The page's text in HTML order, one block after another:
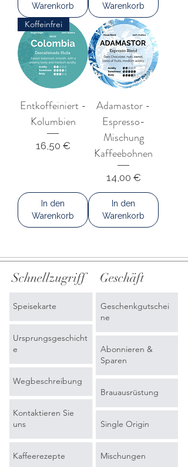
Warenkorb
Warenkorb
Koffeinfrei
Entkoffeiniert -
Kolumbien
Preis
16,50 €
In den
Warenkorb
Adamastor -
Espresso-
Mischung
Kaffeebohnen
Preis
14,00 €
In den
Warenkorb
Schnellzugriff Geschäft
Speisekarte
Ursprungsgeschicht
e
Wegbeschreibung
Kontaktieren Sie
uns
Kaffeerezepte
Geschenkgutschei
ne
Abonnieren &
Sparen
Brauausrüstung
Single Origin
Mischungen